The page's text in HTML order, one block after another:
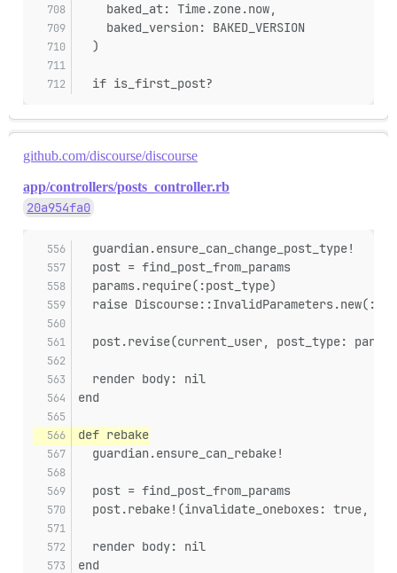
    baked_at: Time.zone.now,
    baked_version: BAKED_VERSION
  )
  if is_first_post?
github.com/discourse/discourse
app/controllers/posts_controller.rb
20a954fa0
  guardian.ensure_can_change_post_type!
  post = find_post_from_params
  params.require(:post_type)
raise
post.revise(current_user, post_type:
  render body: nil
end
def rebake
  guardian.ensure_can_rebake!
  post = find_post_from_params
post.rebake!(invalidate_oneboxes: true,
  render body: nil
end